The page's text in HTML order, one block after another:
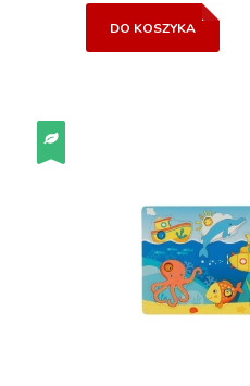
DO KOSZYKA